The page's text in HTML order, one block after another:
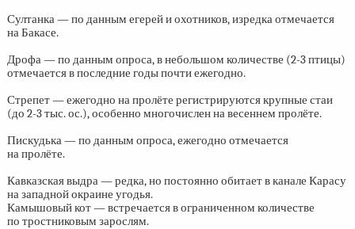
Султанка — по данным егерей и охотников, изредка отмечается
на Бакасе.
Дрофа — по данным опроса, в небольшом количестве (2-3 птицы)
отмечается в последние годы почти ежегодно.
Стрепет — ежегодно на пролёте регистрируются крупные стаи
(до 2-3 тыс. ос.),особенно многочислен на весеннем пролёте.
Пискудька — по данным опроса, ежегодно отмечается
на пролёте.
Кавказская выдра — редка, но постоянно обитает в канале Карасу
на западной окраине угодья.
Камышовый кот — встречается в ограниченном количестве
по тростниковым зарослям.